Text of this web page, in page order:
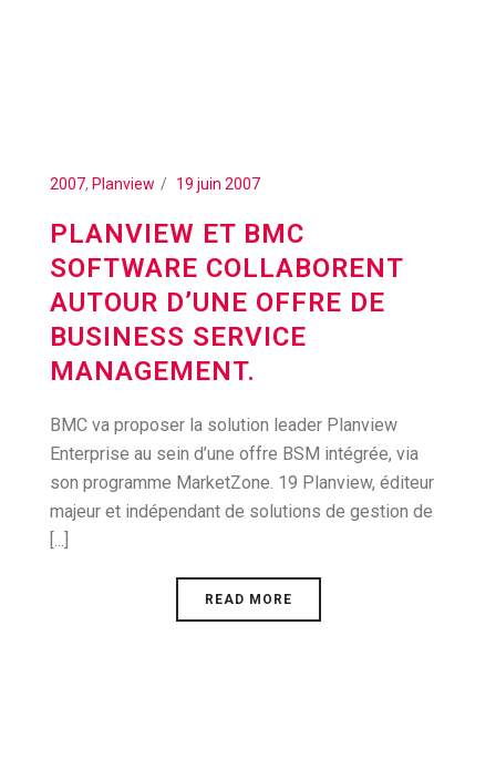
2007, Planview 19 juin 2007
PLANVIEW ET BMC
SOFTWARE COLLABORENT
AUTOUR D’UNE OFFRE DE
BUSINESS SERVICE
MANAGEMENT.
BMC va proposer la solution leader Planview
Enterprise au sein d’une offre BSM intégrée, via
son programme MarketZone. 19 Planview, éditeur
majeur et indépendant de solutions de gestion de
[...]
READ MORE